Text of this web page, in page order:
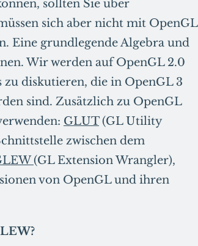
sollten Sie über
sich aber nicht mit OpenGL
Eine grundlegende Algebra und
Wir werden auf OpenGL 2.0
zu diskutieren, die in OpenGL 3
sind. Zusätzlich zu OpenGL
GLUT(GL Utility
zwischen dem
(GL Extension Wrangler),
von OpenGL und ihren